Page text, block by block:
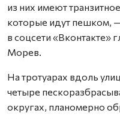
из них имеют
которые идут пешком,
в соцсети «Вконтакте»
Морев.
На тротуарах вдоль
четыре
округах, планомерно